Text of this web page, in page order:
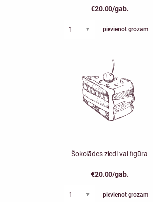
€20.00/gab.
pievienot grozam
Šokolādes ziedi vai figūra
€20.00/gab.
pievienot grozam